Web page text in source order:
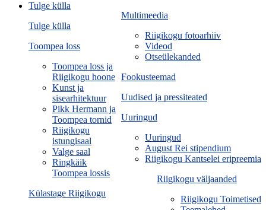
Multimeedia
Riigikogu fotoarhiiv
Videod
Otseülekanded
Fookusteemad
Uudised ja pressiteated
Uuringud
Uuringud
August Rei stipendium
Riigikogu Kantselei eripreemia
Riigikogu väljaanded
Riigikogu Toimetised
Tulge külla
Tulge külla
Toompea loss
Toompea loss ja
Riigikogu hoone
Kunst ja
sisearhitektuur
Pikk Hermann ja
Toompea tornid
Riigikogu
istungisaal
Valge saal
Ringkäik
Toompea lossis
Külastage Riigikogu